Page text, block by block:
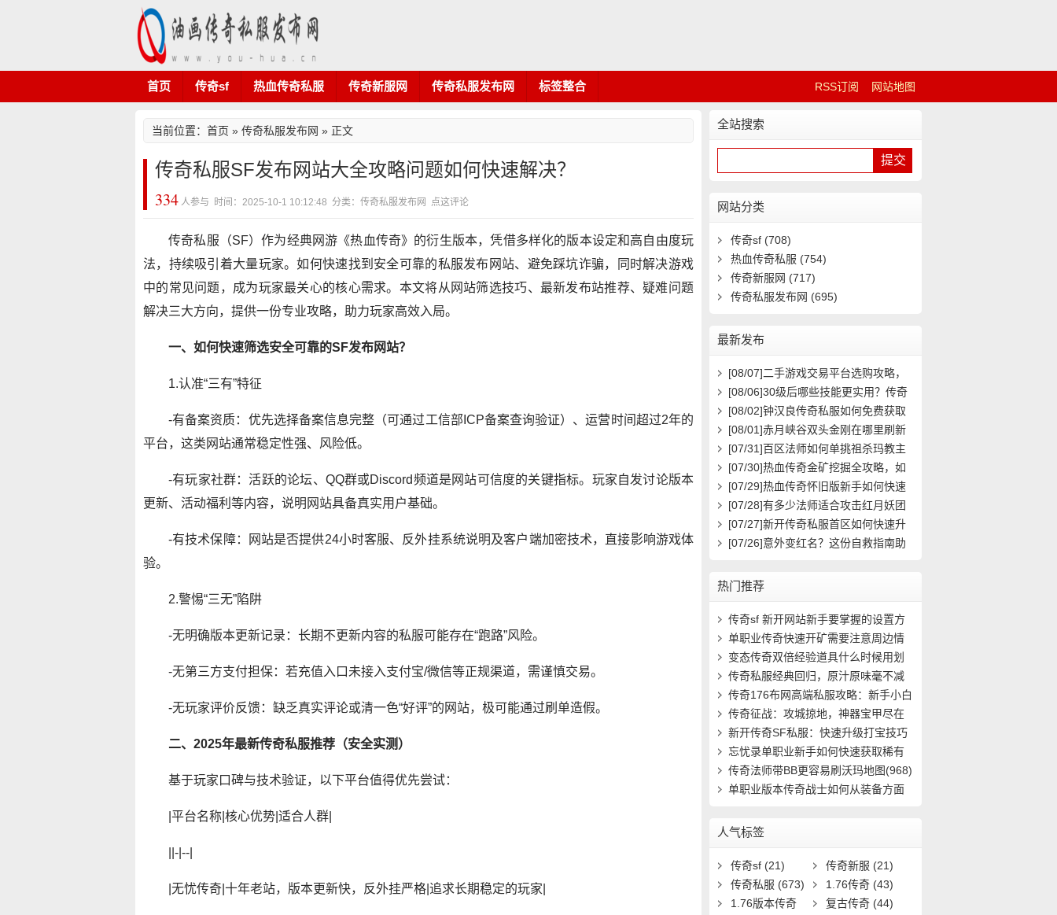
首页 传奇sf 热血传奇私服 传奇新服网 传奇私服发布网 标签整合 RSS订阅 网站地图
当前位置： 首页 » 传奇私服发布网 » 正文
传奇私服SF发布网站大全攻略问题如何快速解决？
334 人参与 时间：2025-10-1 10:12:48 分类：传奇私服发布网 点这评论
传奇私服（SF）作为经典网游《热血传奇》的衍生版本，凭借多样化的版本设定和高自由度玩
法，持续吸引着大量玩家。如何快速找到安全可靠的私服发布网站、避免踩坑诈骗，同时解决游戏
中的常见问题，成为玩家最关心的核心需求。本文将从网站筛选技巧、最新发布站推荐、疑难问题
解决三大方向，提供一份专业攻略，助力玩家高效入局。
一、如何快速筛选安全可靠的SF发布网站？
1.认准“三有”特征
-有备案资质：优先选择备案信息完整（可通过工信部ICP备案查询验证）、运营时间超过2年的
平台，这类网站通常稳定性强、风险低。
-有玩家社群：活跃的论坛、QQ群或Discord频道是网站可信度的关键指标。玩家自发讨论版本
更新、活动福利等内容，说明网站具备真实用户基础。
-有技术保障：网站是否提供24小时客服、反外挂系统说明及客户端加密技术，直接影响游戏体
验。
2.警惕“三无”陷阱
-无明确版本更新记录：长期不更新内容的私服可能存在“跑路”风险。
-无第三方支付担保：若充值入口未接入支付宝/微信等正规渠道，需谨慎交易。
-无玩家评价反馈：缺乏真实评论或清一色“好评”的网站，极可能通过刷单造假。
二、2025年最新传奇私服推荐（安全实测）
基于玩家口碑与技术验证，以下平台值得优先尝试：
|平台名称|核心优势|适合人群|
||-|--|
|无忧传奇|十年老站，版本更新快，反外挂严格|追求长期稳定的玩家|
全站搜索
网站分类
传奇sf (708)
热血传奇私服 (754)
传奇新服网 (717)
传奇私服发布网 (695)
最新发布
[08/07]二手游戏交易平台选购攻略，
如何避免踩雷？
[08/06]30级后哪些技能更实用？传奇
玩家必看攻略
[08/02]钟汉良传奇私服如何免费获取
高级装备与快速升级攻略？
[08/01]赤月峡谷双头金刚在哪里刷新
具体位置坐标是什么？
[07/31]百区法师如何单挑祖杀玛教主
求高效打法？
[07/30]热血传奇金矿挖掘全攻略，如
何高效挖矿？
[07/29]热血传奇怀旧版新手如何快速
起步？前期必做任务与升级技巧有哪
些？
[07/28]有多少法师适合攻击红月妖团
队？
[07/27]新开传奇私服首区如何快速升
级？装备获取攻略有哪些？
[07/26]意外变红名？这份自救指南助
热门推荐
传奇sf 新开网站新手要掌握的设置方
法(10)
单职业传奇快速开矿需要注意周边情
况(10)
变态传奇双倍经验道具什么时候用划
算(14)
传奇私服经典回归，原汁原味毫不减
价！- (14)
传奇176布网高端私服攻略：新手小白
速成(4816)
传奇征战：攻城掠地，神器宝甲尽在
掌握(401)
新开传奇SF私服：快速升级打宝技巧
有哪些(912)
忘忧录单职业新手如何快速获取稀有
装备并提(661)
传奇法师带BB更容易刷沃玛地图(968)
单职业版本传奇战士如何从装备方面
人气标签
传奇sf (21) 传奇新服 (21)
传奇私服 (673) 1.76传奇 (43)
1.76版本传奇
复古传奇 (44)